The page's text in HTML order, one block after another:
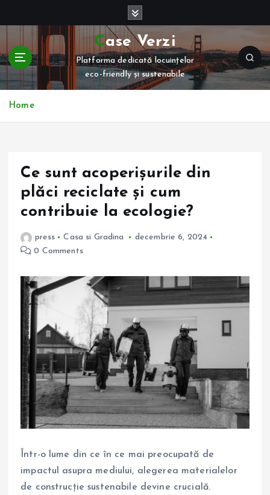
t
c
Case Verzi
Platforma dedicată locuințelor
eco-friendly și sustenabile
Home
Ce sunt acoperișurile din
plăci reciclate și cum
contribuie la ecologie?
press Casa si Gradina
decembrie 6, 2024
0 Comments
Într-o lume din ce în ce mai preocupată de
impactul asupra mediului, alegerea materialelor
de construcție sustenabile devine crucială.